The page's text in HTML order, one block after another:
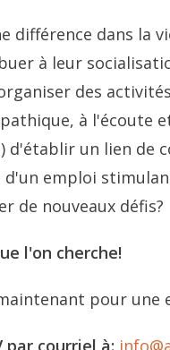
différence dans la
à leur
des
à l'écoute
d'établir un lien de
d'un emploi
de nouveaux défis?
l'on cherche!
pour une